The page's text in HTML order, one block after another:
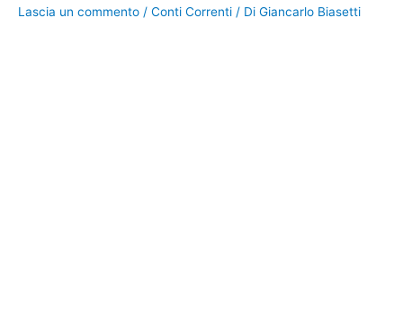
Lascia un commento / Conti Correnti / Di Giancarlo Biasetti